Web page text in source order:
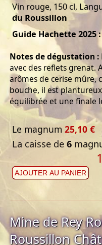
Vin rouge, 150 cl,
du Roussillon
Guide Hachette 2025 :
Notes de dégustation :
avec des reflets grenat.
arômes de cerise mûre,
bouche, il est
équilibrée et une finale
Le magnum 25,10 €
La caisse de 6
AJOUTER AU PANIER
Mine de Rey
Roussillon